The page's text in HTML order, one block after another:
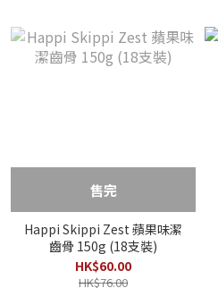
售完
Happi Skippi Zest 蘋果味潔
齒骨 150g (18支裝)
HK$60.00
HK$76.00